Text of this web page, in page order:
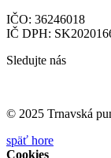
IČO: 36246018
IČ DPH:
Sledujte nás
© 2025 Trnavská
späť hore
Cookies